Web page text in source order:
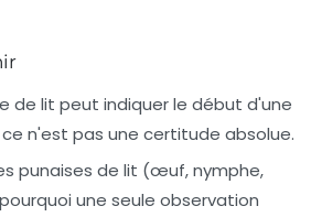
de lit peut indiquer le début d'une
n'est pas une certitude absolue.
punaises de lit (œuf, nymphe,
une seule observation